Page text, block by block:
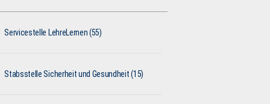
Servicestelle LehreLernen (55)
Stabsstelle Sicherheit und Gesundheit (15)